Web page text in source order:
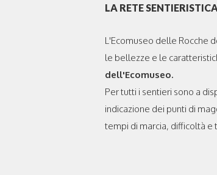
LA RETE
L'Ecomuseo delle Rocche
le bellezze e le
dell'Ecomuseo.
Per tutti i sentieri sono a
indicazione dei punti di
tempi di marcia, difficoltà e